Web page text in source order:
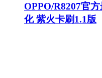
OPPO/R8207官
化 紫火卡刷1.1版